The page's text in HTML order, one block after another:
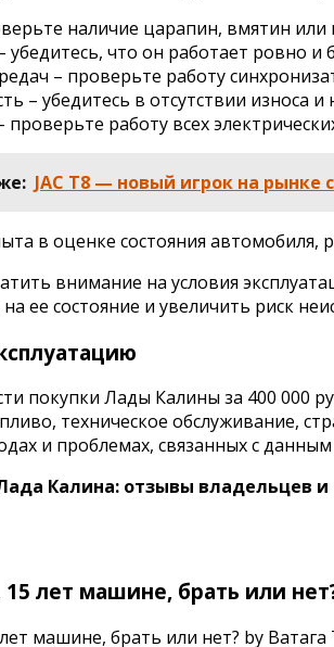
наличие царапин, вмятин или
убедитесь, что он работает ровно и
– проверьте работу
– убедитесь в отсутствии износа и
проверьте работу всех
JAC T8 — новый игрок на рынке
в оценке состояния
внимание на условия
ее состояние и увеличить риск
покупки Лады Калины за 400 000
техническое обслуживание,
и проблемах, связанных с
Калина: отзывы владельцев
лет машине, брать или
машине, брать или нет? by